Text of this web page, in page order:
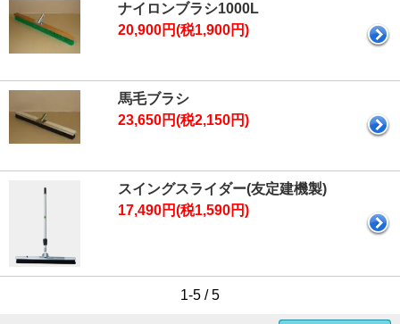
ナイロンブラシ1000L
20,900円(税1,900円)
馬毛ブラシ
23,650円(税2,150円)
スイングスライダー(友定建機製)
17,490円(税1,590円)
1-5 / 5